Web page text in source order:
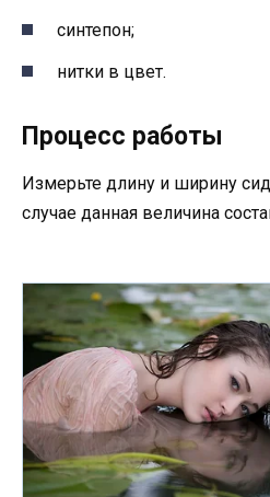
синтепон;
нитки в цвет.
Процесс работы
Измерьте длину и ширину
случае данная величина